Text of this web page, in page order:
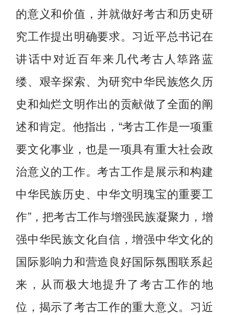
的意义和价值，并就做好考古和历史研
究工作提出明确要求。习近平总书记在
讲话中对近百年来几代考古人筚路蓝
缕、艰辛探索、为研究中华民族悠久历
史和灿烂文明作出的贡献做了全面的阐
述和肯定。他指出，“考古工作是一项重
要文化事业，也是一项具有重大社会政
治意义的工作。考古工作是展示和构建
中华民族历史、中华文明瑰宝的重要工
作”，把考古工作与增强民族凝聚力，增
强中华民族文化自信，增强中华文化的
国际影响力和营造良好国际氛围联系起
来，从而极大地提升了考古工作的地
位，揭示了考古工作的重大意义。习近